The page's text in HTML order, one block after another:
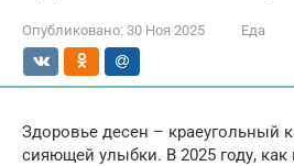
Опубликовано: 30 Ноя 2025 Еда
Здоровье десен – краеугольный
сияющей улыбки. В 2025 году, как